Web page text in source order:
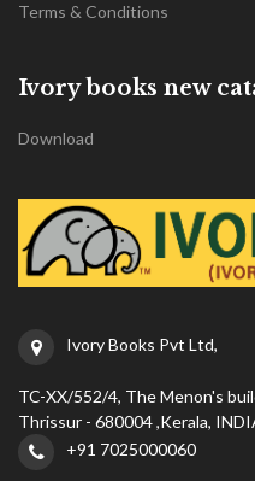
Terms & Conditions
Ivory books new
Download
Ivory Books Pvt Ltd,
TC-XX/552/4, The Menon's
Thrissur - 680004 ,Kerala,
+91 7025000060